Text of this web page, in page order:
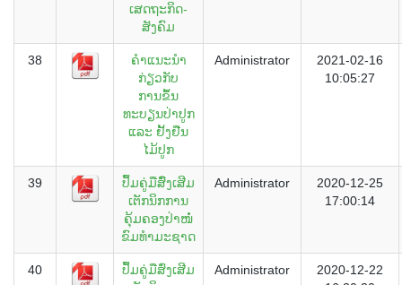
ເສດຖະກິດ-
ສັງຄົມ
38
ຄໍາແນະນໍາ
ກ່ຽວກັບ
ການຂຶ້ນ
ທະບຽນປ່າປູກ
ແລະ ຢັ້ງຢືນ
ໄມ້ປູກ
Administrator
2021-02-16
10:05:27
39
ປຶ້ມຄູ່ມືສົົ່ງເສີມ
ເຕັກນິກການ
ຄຸ້ມຄອງປ່າໜໍ່
ຂົມທຳມະຊາດ
Administrator
2020-12-25
17:00:14
40
ປຶ້ມຄູ່ມືສົ່ງເສີມ
Administrator
2020-12-22